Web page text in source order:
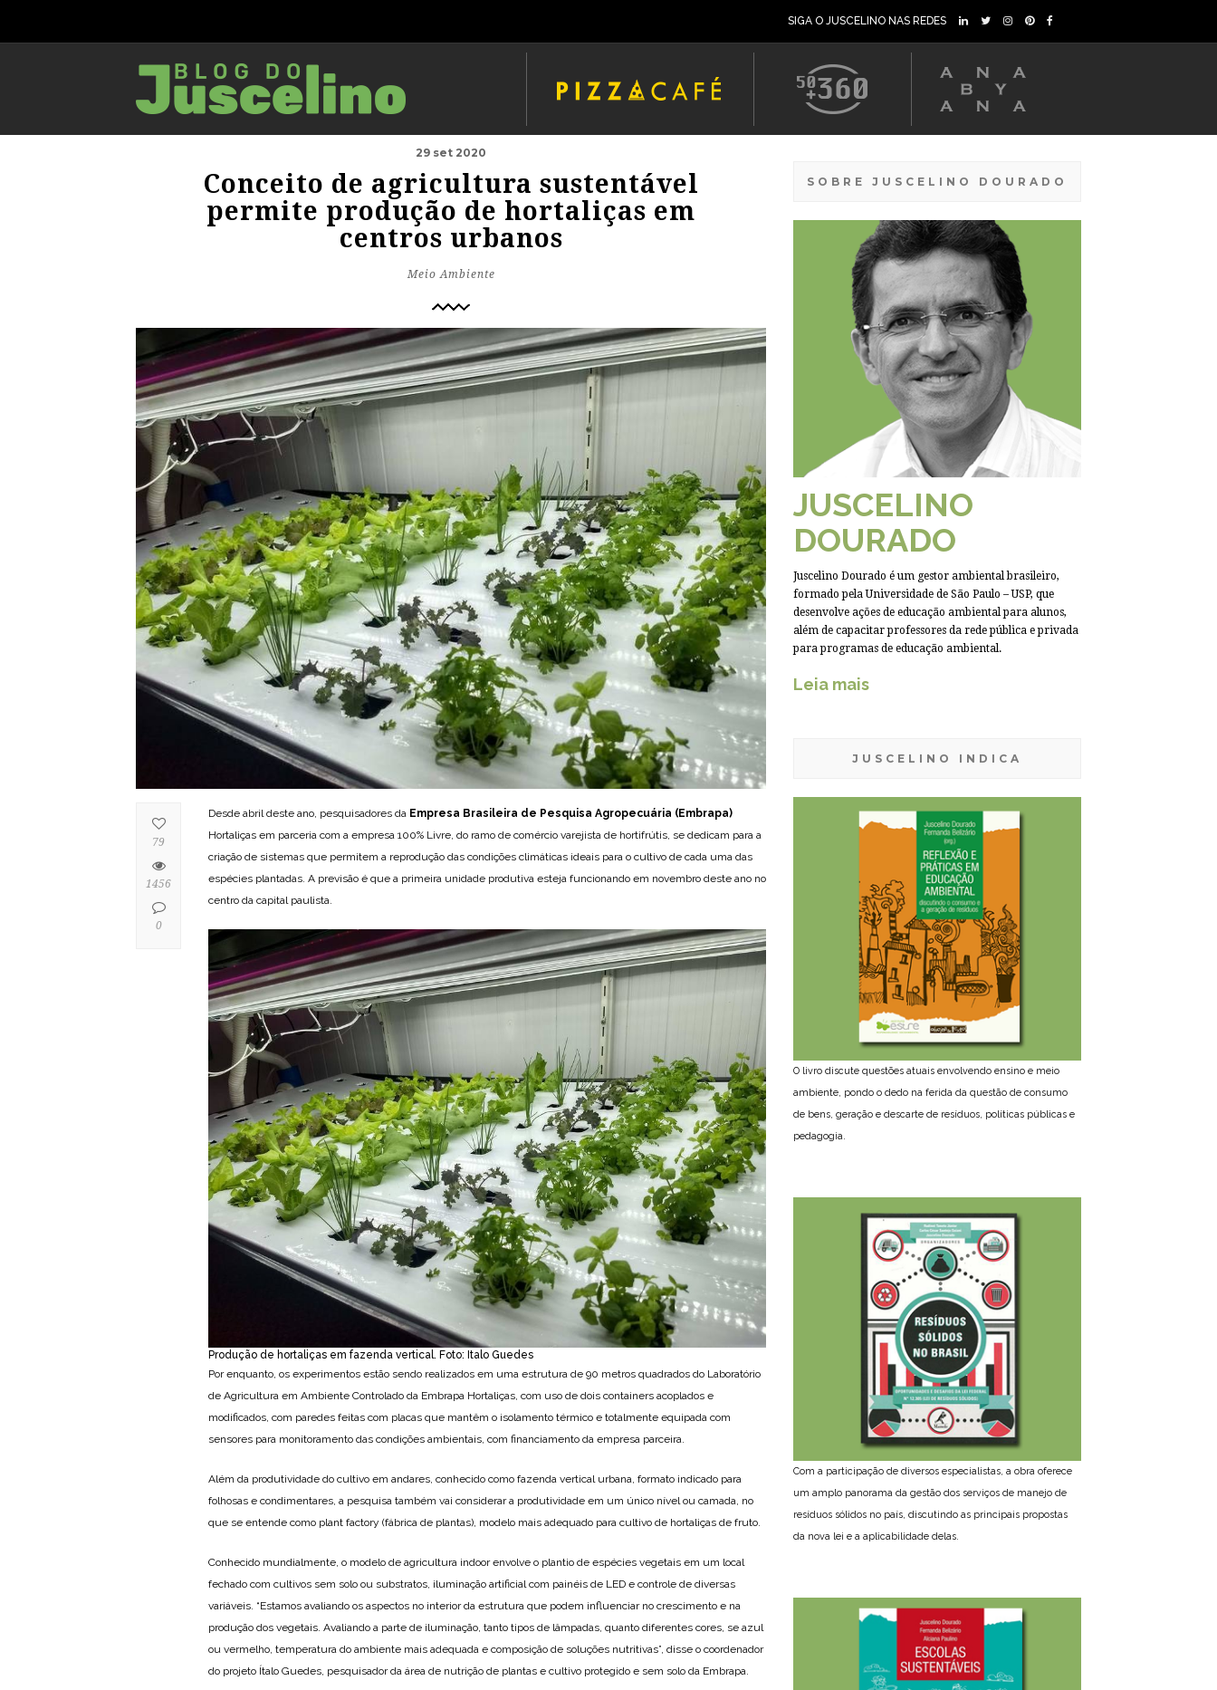
SIGA O JUSCELINO NAS REDES
29 set 2020
Conceito de agricultura sustentável
permite produção de hortaliças em
centros urbanos
Meio Ambiente
Desde abril deste ano, pesquisadores da Empresa Brasileira de Pesquisa Agropecuária (Embrapa)
Hortaliças em parceria com a empresa 100% Livre, do ramo de comércio varejista de hortifrútis, se dedicam para a
criação de sistemas que permitem a reprodução das condições climáticas ideais para o cultivo de cada uma das
espécies plantadas. A previsão é que a primeira unidade produtiva esteja funcionando em novembro deste ano no
centro da capital paulista.
Produção de hortaliças em fazenda vertical. Foto: Italo Guedes
Por enquanto, os experimentos estão sendo realizados em uma estrutura de 90 metros quadrados do Laboratório
de Agricultura em Ambiente Controlado da Embrapa Hortaliças, com uso de dois containers acoplados e
modificados, com paredes feitas com placas que mantêm o isolamento térmico e totalmente equipada com
sensores para monitoramento das condições ambientais, com financiamento da empresa parceira.
Além da produtividade do cultivo em andares, conhecido como fazenda vertical urbana, formato indicado para
folhosas e condimentares, a pesquisa também vai considerar a produtividade em um único nível ou camada, no
que se entende como plant factory (fábrica de plantas), modelo mais adequado para cultivo de hortaliças de fruto.
Conhecido mundialmente, o modelo de agricultura indoor envolve o plantio de espécies vegetais em um local
fechado com cultivos sem solo ou substratos, iluminação artificial com painéis de LED e controle de diversas
variáveis. “Estamos avaliando os aspectos no interior da estrutura que podem influenciar no crescimento e na
produção dos vegetais. Avaliando a parte de iluminação, tanto tipos de lâmpadas, quanto diferentes cores, se azul
ou vermelho, temperatura do ambiente mais adequada e composição de soluções nutritivas”, disse o coordenador
do projeto Ítalo Guedes, pesquisador da área de nutrição de plantas e cultivo protegido e sem solo da Embrapa.
79
1456
0
SOBRE JUSCELINO DOURADO
JUSCELINO
DOURADO
Juscelino Dourado é um gestor ambiental brasileiro,
formado pela Universidade de São Paulo – USP, que
desenvolve ações de educação ambiental para alunos,
além de capacitar professores da rede pública e privada
para programas de educação ambiental.
Leia mais
JUSCELINO INDICA
O livro discute questões atuais envolvendo ensino e meio
ambiente, pondo o dedo na ferida da questão de consumo
de bens, geração e descarte de resíduos, políticas públicas e
pedagogia.
Com a participação de diversos especialistas, a obra oferece
um amplo panorama da gestão dos serviços de manejo de
resíduos sólidos no país, discutindo as principais propostas
da nova lei e a aplicabilidade delas.